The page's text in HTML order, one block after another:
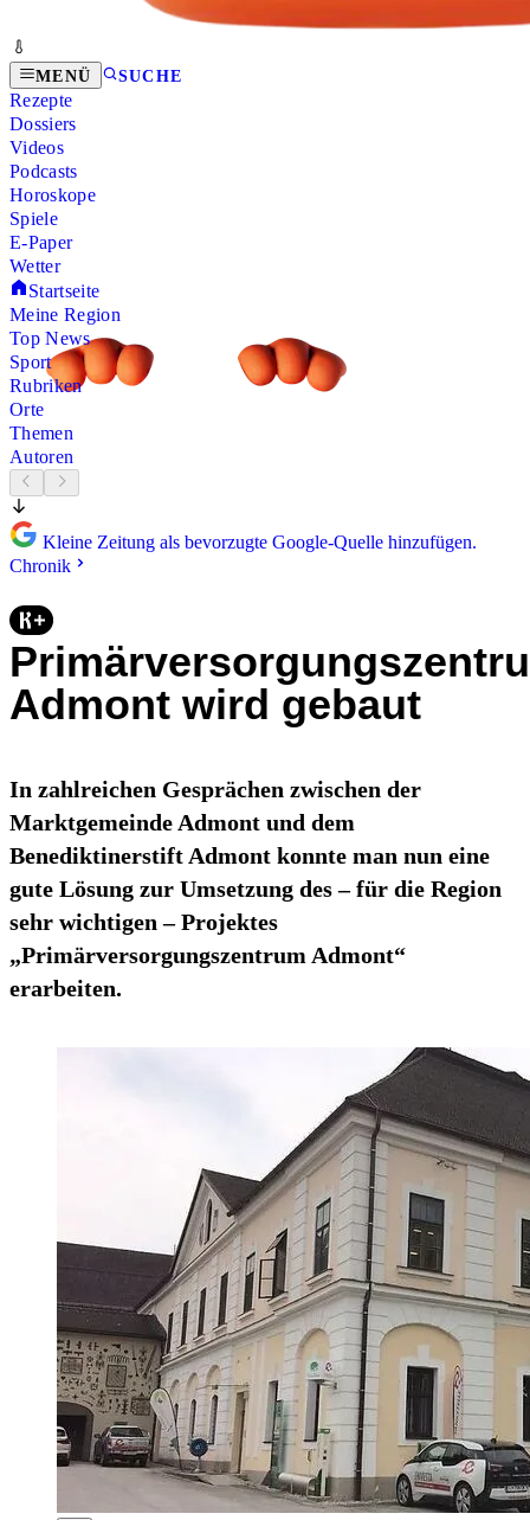
MENÜ SUCHE
Rezepte
Dossiers
Videos
Podcasts
Horoskope
Spiele
E-Paper
Wetter
Startseite
Meine Region
Top News
Sport
Rubriken
Orte
Themen
Autoren
Kleine Zeitung als bevorzugte Google-Quelle hinzufügen.
Chronik
Admont wird gebaut
In zahlreichen Gesprächen zwischen der
Marktgemeinde Admont und dem
Benediktinerstift Admont konnte man nun eine
gute Lösung zur Umsetzung des – für die Region
sehr wichtigen – Projektes
„Primärversorgungszentrum Admont“
erarbeiten.